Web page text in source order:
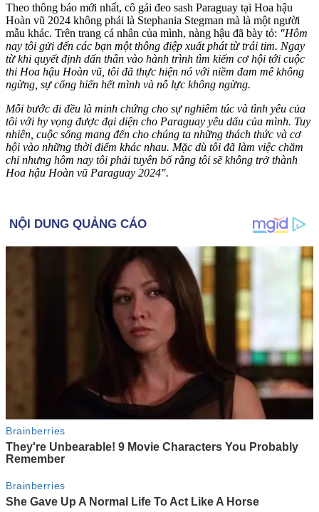
Theo thông báo mới nhất, cô gái đeo sash Paraguay tại Hoa hậu
Hoàn vũ 2024 không phải là Stephania Stegman mà là một người
mẫu khác. Trên trang cá nhân của mình, nàng hậu đã bày tỏ: "Hôm
nay tôi gửi đến các bạn một thông điệp xuất phát từ trái tim. Ngay
từ khi quyết định dấn thân vào hành trình tìm kiếm cơ hội tới cuộc
thi Hoa hậu Hoàn vũ, tôi đã thực hiện nó với niềm đam mê không
ngừng, sự cống hiến hết mình và nỗ lực không ngừng.
Mỗi bước đi đều là minh chứng cho sự nghiêm túc và tình yêu của
tôi với hy vọng được đại diện cho Paraguay yêu dấu của mình. Tuy
nhiên, cuộc sống mang đến cho chúng ta những thách thức và cơ
hội vào những thời điểm khác nhau. Mặc dù tôi đã làm việc chăm
chỉ nhưng hôm nay tôi phải tuyên bố rằng tôi sẽ không trở thành
Hoa hậu Hoàn vũ Paraguay 2024".